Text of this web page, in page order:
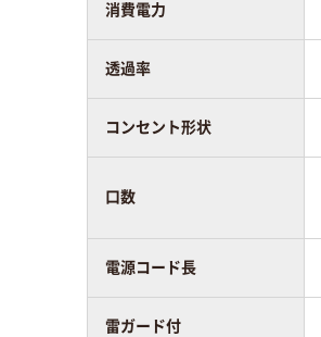
消費電力
透過率
コンセント形状
口数
電源コード長
雷ガード付